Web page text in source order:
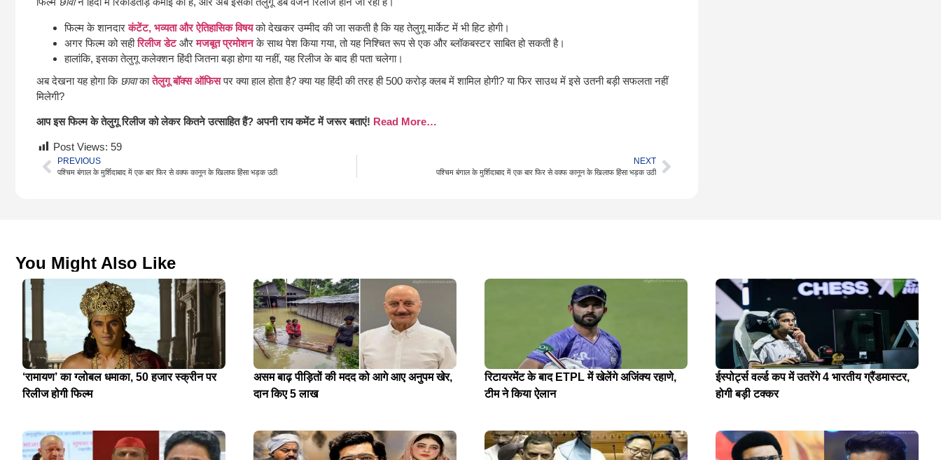
फिल्म के शानदारकंटेंट, भव्यता और ऐतिहासिक विषयको देखकर उम्मीद की जा सकती है कि यह तेलुगू मार्केट में भी हिट होगी।
अगर फिल्म को सहीरिलीज डेटऔरमजबूत प्रमोशनके साथ पेश किया गया, तो यह निश्चित रूप से एक और ब्लॉकबस्टर साबित हो सकती है।
हालांकि, इसका तेलुगू कलेक्शन हिंदी जितना बड़ा होगा या नहीं, यह रिलीज के बाद ही पता चलेगा।
अब देखना यह होगा कि छावाकातेलुगू बॉक्स ऑफिसपर क्या हाल होता है? क्या यह हिंदी की तरह ही 500 करोड़ क्लब में शामिल होगी? या फिर साउथ में इसे उतनी बड़ी सफलता नहीं
मिलेगी?
आप इस फिल्म के तेलुगू रिलीज को लेकर कितने उत्साहित हैं? अपनी राय कमेंट में जरूर बताएं! Read More…
Post Views: 59
PREVIOUS
पश्चिम बंगाल के मुर्शिदाबाद में एक बार फिर से वक्फ कानून के खिलाफ हिंसा भड़क उठी
NEXT
पश्चिम बंगाल के मुर्शिदाबाद में एक बार फिर से वक्फ कानून के खिलाफ हिंसा भड़क उठी
You Might Also Like
‘रामायण’ का ग्लोबल धमाका, 50 हजार स्क्रीन पर
रिलीज होगी फिल्म
असम बाढ़ पीड़ितों की मदद को आगे आए अनुपम खेर,
दान किए 5 लाख
रिटायरमेंट के बाद ETPL में खेलेंगे अजिंक्य रहाणे,
टीम ने किया ऐलान
ईस्पोर्ट्स वर्ल्ड कप में उतरेंगे 4 भारतीय ग्रैंडमास्टर,
होगी बड़ी टक्कर